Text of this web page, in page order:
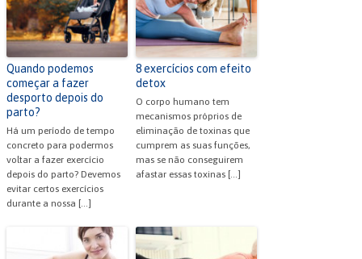
Quando podemos
começar a fazer
desporto depois do
parto?
Há um período de tempo
concreto para podermos
voltar a fazer exercício
depois do parto? Devemos
evitar certos exercícios
durante a nossa […]
8 exercícios com efeito
detox
O corpo humano tem
mecanismos próprios de
eliminação de toxinas que
cumprem as suas funções,
mas se não conseguirem
afastar essas toxinas […]